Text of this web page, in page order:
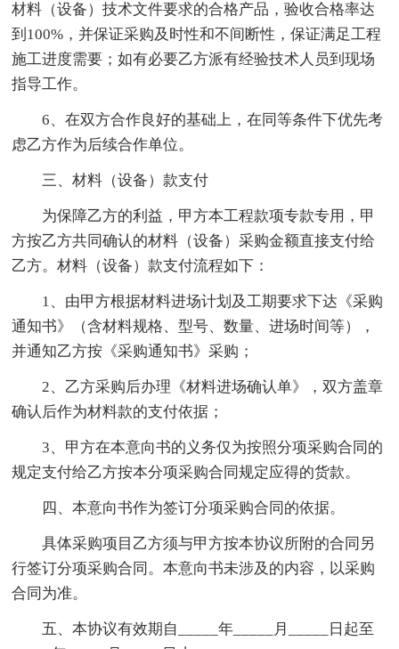
材料（设备）技术文件要求的合格产品，验收合格率达
到100%，并保证采购及时性和不间断性，保证满足工程
施工进度需要；如有必要乙方派有经验技术人员到现场
指导工作。
6、在双方合作良好的基础上，在同等条件下优先考
虑乙方作为后续合作单位。
三、材料（设备）款支付
为保障乙方的利益，甲方本工程款项专款专用，甲
方按乙方共同确认的材料（设备）采购金额直接支付给
乙方。材料（设备）款支付流程如下：
1、由甲方根据材料进场计划及工期要求下达《采购
通知书》（含材料规格、型号、数量、进场时间等），
并通知乙方按《采购通知书》采购；
2、乙方采购后办理《材料进场确认单》，双方盖章
确认后作为材料款的支付依据；
3、甲方在本意向书的义务仅为按照分项采购合同的
规定支付给乙方按本分项采购合同规定应得的货款。
四、本意向书作为签订分项采购合同的依据。
具体采购项目乙方须与甲方按本协议所附的合同另
行签订分项采购合同。本意向书未涉及的内容，以采购
合同为准。
五、本协议有效期自_____年_____月_____日起至